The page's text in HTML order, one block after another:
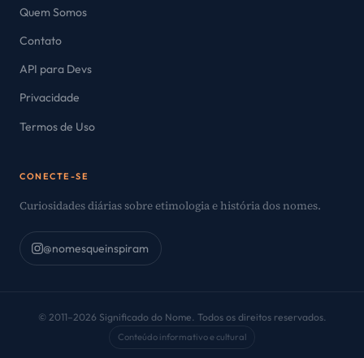
Quem Somos
Contato
API para Devs
Privacidade
Termos de Uso
CONECTE-SE
Curiosidades diárias sobre etimologia e história dos nomes.
@nomesqueinspiram
© 2011–2026 Significado do Nome. Todos os direitos reservados.
Conteúdo informativo e cultural